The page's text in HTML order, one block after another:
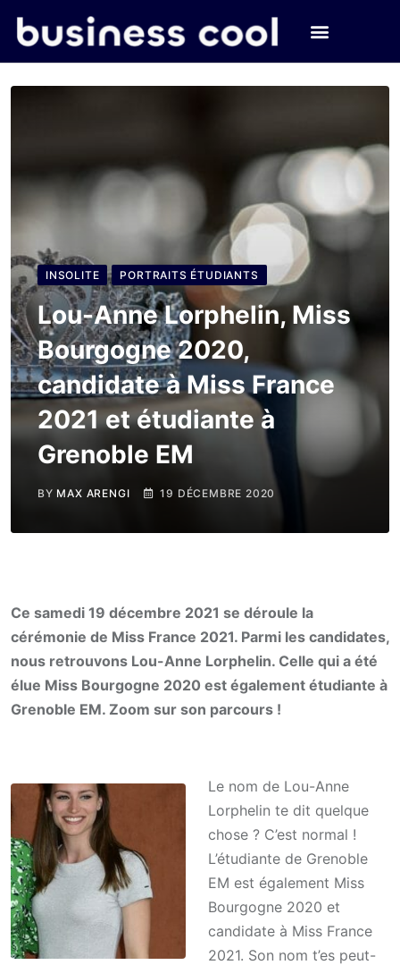
INSOLITE PORTRAITS ÉTUDIANTS
Lou-Anne Lorphelin, Miss
Bourgogne 2020,
candidate à Miss France
2021 et étudiante à
Grenoble EM
BY MAX ARENGI 19 DÉCEMBRE 2020
Ce samedi 19 décembre 2021 se déroule la
cérémonie de Miss France 2021. Parmi les candidates,
nous retrouvons Lou-Anne Lorphelin. Celle qui a été
élue Miss Bourgogne 2020 est également étudiante à
Grenoble EM. Zoom sur son parcours !
Le nom de Lou-Anne
Lorphelin te dit quelque
chose ? C’est normal !
L’étudiante de Grenoble
EM est également Miss
Bourgogne 2020 et
candidate à Miss France
2021. Son nom t’es peut-